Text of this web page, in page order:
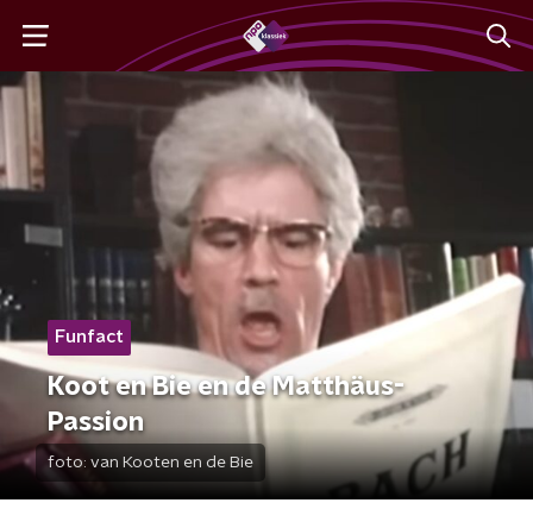
Funfact
Koot en Bie en de Matthäus-
Passion
foto: van Kooten en de Bie